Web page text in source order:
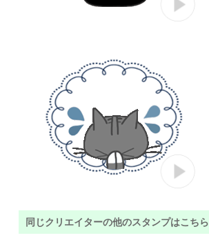
同じクリエイターの他のスタンプはこちら